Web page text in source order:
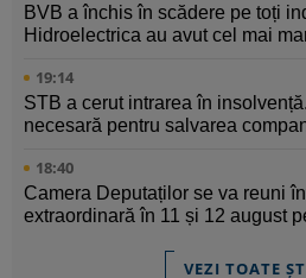
BVB a închis în scădere pe toți
Hidroelectrica au avut cel mai
19:14
STB a cerut intrarea în
necesară pentru salvarea
18:40
Camera Deputaților se va reuni
extraordinară în 11 și 12 august
VEZI TOATE